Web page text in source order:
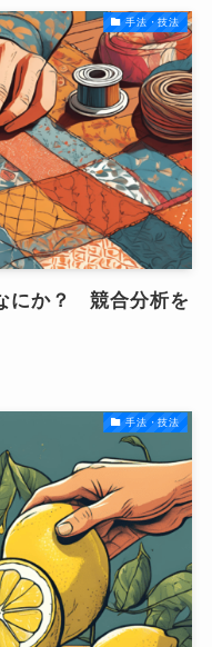
手法・技法
にか？ 競合分析を
手法・技法